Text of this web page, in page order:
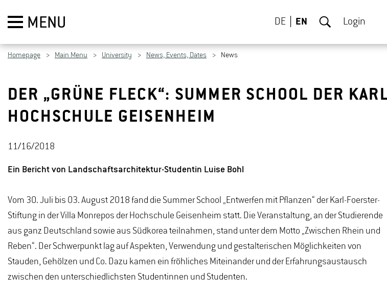
MENU DE EN Login
Homepage Main Menu University News, Events, Dates News
DER „GRÜNE FLECK“: SUMMER SCHOOL DER
HOCHSCHULE GEISENHEIM
11/16/2018
Ein Bericht von Landschaftsarchitektur-Studentin Luise Bohl
Vom 30. Juli bis 03. August 2018 fand die Summer School „Entwerfen mit Pflanzen“ der Karl-Foerster-
Stiftung in der Villa Monrepos der Hochschule Geisenheim statt. Die Veranstaltung, an der Studierende
aus ganz Deutschland sowie aus Südkorea teilnahmen, stand unter dem Motto „Zwischen Rhein und
Reben“. Der Schwerpunkt lag auf Aspekten, Verwendung und gestalterischen Möglichkeiten von
Stauden, Gehölzen und Co. Dazu kamen ein fröhliches Miteinander und der Erfahrungsaustausch
zwischen den unterschiedlichsten Studentinnen und Studenten.